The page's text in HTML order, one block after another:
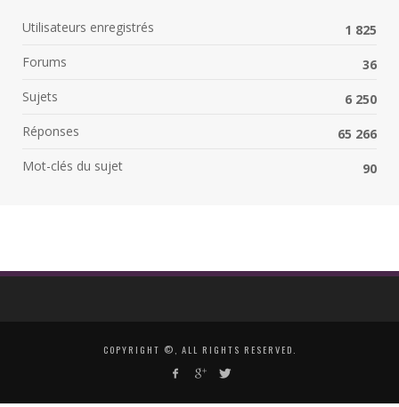
Utilisateurs enregistrés
1 825
Forums
36
Sujets
6 250
Réponses
65 266
Mot-clés du sujet
90
COPYRIGHT ©, ALL RIGHTS RESERVED.